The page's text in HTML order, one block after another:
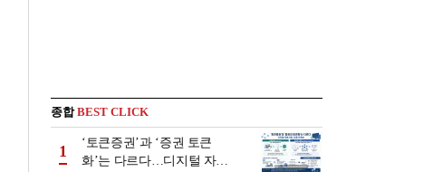
종합BEST CLICK
1
‘토큰증권’과 ‘증권 토큰
화’는 다르다…디지털 자본